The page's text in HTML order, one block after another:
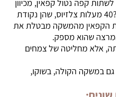
קפה נטול קפאין, מכיוון
שלאחר המיצוי, הקפה מתבשל ב?40 מעלות צלזיוס, שהן נקודת
הקפאין מהמשקה מבטלת את
שהוא מספק.
תה, אלא מחליטה של צמחים
גם במשקה הקולה, בשוקו,